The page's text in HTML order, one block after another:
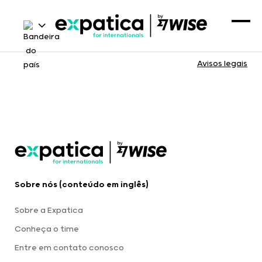
Avisos legais
Sobre nós (conteúdo em inglês)
Sobre a Expatica
Conheça o time
Entre em contato conosco